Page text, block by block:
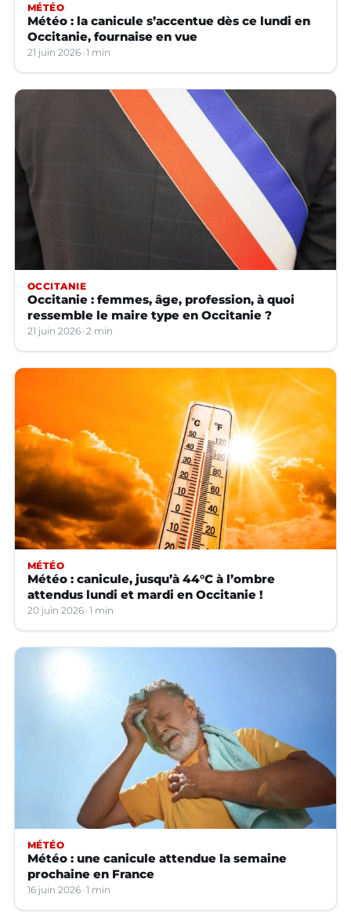
MÉTÉO
Météo : la canicule s’accentue dès ce lundi en
Occitanie, fournaise en vue
21 juin 2026 1 min
OCCITANIE
Occitanie : femmes, âge, profession, à quoi
ressemble le maire type en Occitanie ?
21 juin 2026 2 min
MÉTÉO
Météo : canicule, jusqu’à 44°C à l’ombre
attendus lundi et mardi en Occitanie !
20 juin 2026 1 min
MÉTÉO
Météo : une canicule attendue la semaine
prochaine en France
16 juin 2026 1 min